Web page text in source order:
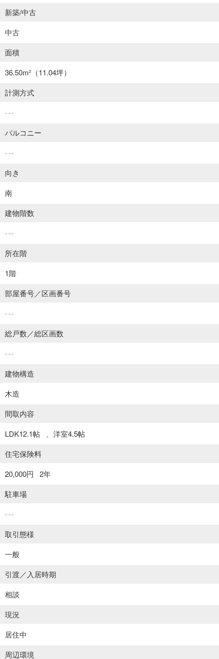
新築/中古
中古
面積
36.50m² （11.04坪）
計測方式
---
バルコニー
---
向き
南
建物階数
---
所在階
1階
部屋番号／区画番号
---
総戸数／総区画数
---
建物構造
木造
間取内容
LDK12.1帖
洋室4.5帖
住宅保険料
20,000円
2年
駐車場
---
取引態様
一般
引渡／入居時期
相談
現況
居住中
周辺環境